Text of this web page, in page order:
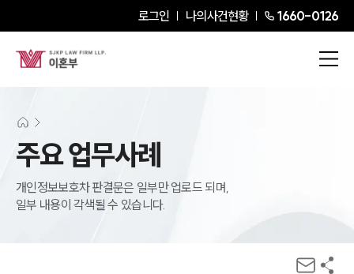
로그인 나의사건현황 1660-0126
주요 업무사례
개인정보보호차 판결문은 일부만 업로드 되며,
일부 내용이 각색될 수 있습니다.